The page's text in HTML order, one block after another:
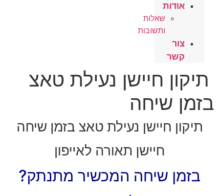
אודות
שאלות
ותשובות
צור
קשר
תיקון חיישן נעילת טאצ
בזמן שיחה
תיקון חיישן נעילת טאצ בזמן שיחה
חיישן תאורה לאייפון
בזמן שיחה המכשיר מתנתק?